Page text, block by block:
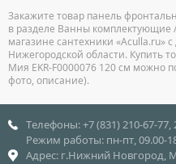
Закажите товар панель
в разделе Ванны
магазине сантехники «Aculla.ru»
Нижегородской области. Купить
Мия EKR-F0000076 120 см можно
фото, описание).
Телефоны: +7 (831) 210-67-77,
Режим работы: пн-пт, 09.00-
Адрес: г.Нижний Новгород,